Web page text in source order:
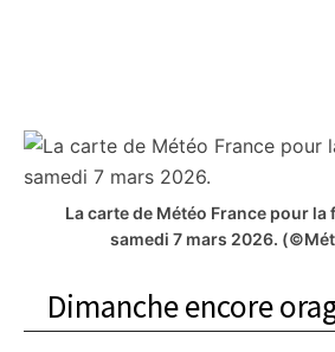
La carte de Météo France pour la
samedi 7 mars 2026.
Dimanche encore